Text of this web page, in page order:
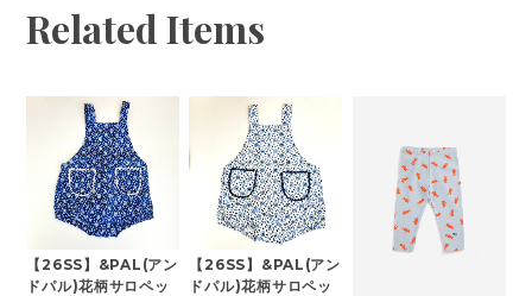
Related Items
【26SS】&PAL(アン
ドパル)花柄サロペッ
【26SS】&PAL(アン
ドパル)花柄サロペッ